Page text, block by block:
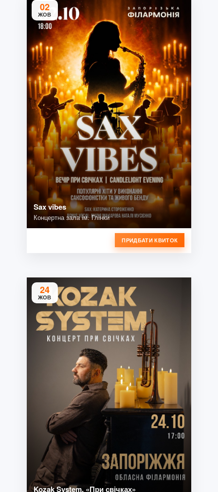
02
ЖОВ
Sax vibes
Концертна зала ім. Глінки
ПРИДБАТИ КВИТОК
24
ЖОВ
Kozak System. «При свічках»